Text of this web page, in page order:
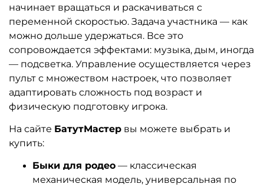
начинает вращаться и раскачиваться с
переменной скоростью. Задача участника — как
можно дольше удержаться. Все это
сопровождается эффектами: музыка, дым, иногда
— подсветка. Управление осуществляется через
пульт с множеством настроек, что позволяет
адаптировать сложность под возраст и
физическую подготовку игрока.
На сайте БатутМастер вы можете выбрать и
купить:
Быки для родео — классическая
механическая модель, универсальная по